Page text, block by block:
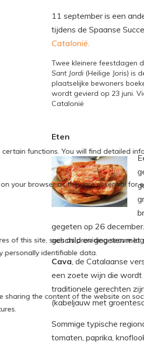
11 september is een
tijdens de Spaanse
Catalonië.
Twee kleinere feestdagen
Sant Jordi (Heilige Joris) is
plaatselijke bewoners
wordt gevierd op 23 juni.
Catalonië
Eten
gegeten op 26
geschild en gegeten met
Cava , de Catalaanse
een zoete wijn die wordt
traditionele gerechten
(kabeljauw met
Sommige typische
tomaten, paprika,